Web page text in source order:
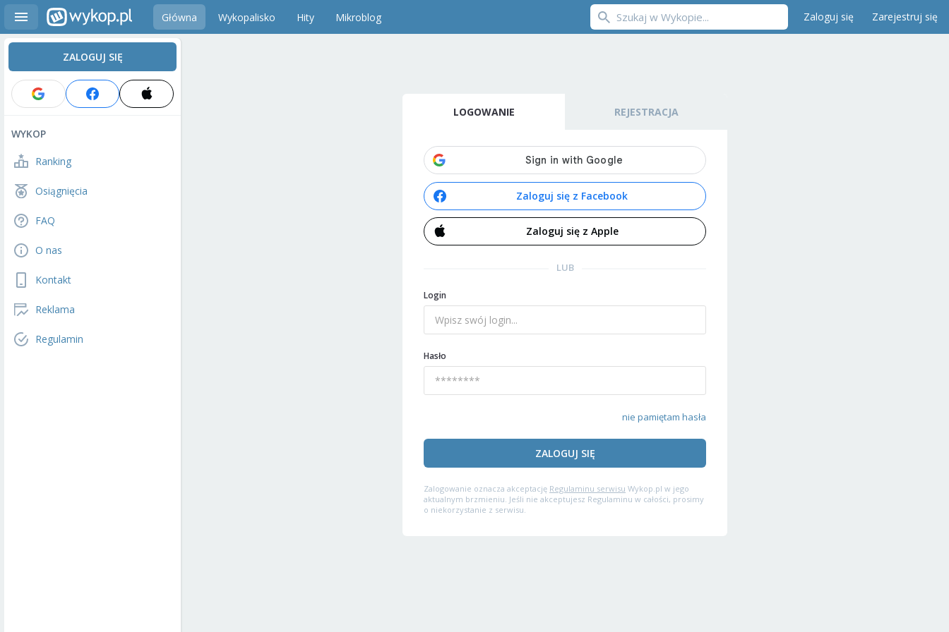
Główna Wykopalisko Hity Mikroblog Zaloguj się Zarejestruj się
ZALOGUJ SIĘ
WYKOP
Ranking
Osiągnięcia
FAQ
O nas
Kontakt
Reklama
Regulamin
LOGOWANIE REJESTRACJA
Zaloguj się z Facebook
Zaloguj się z Apple
LUB
Login
Hasło
nie pamiętam hasła
ZALOGUJ SIĘ
Zalogowanie oznacza akceptację Regulaminu serwisu Wykop.pl w jego
aktualnym brzmieniu. Jeśli nie akceptujesz Regulaminu w całości, prosimy
o niekorzystanie z serwisu.